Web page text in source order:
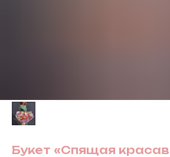
Букет «Спящая